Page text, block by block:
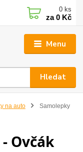
Menu
Hledat
0 ks
za0 Kč
na auto
Samolepky
Ovčák